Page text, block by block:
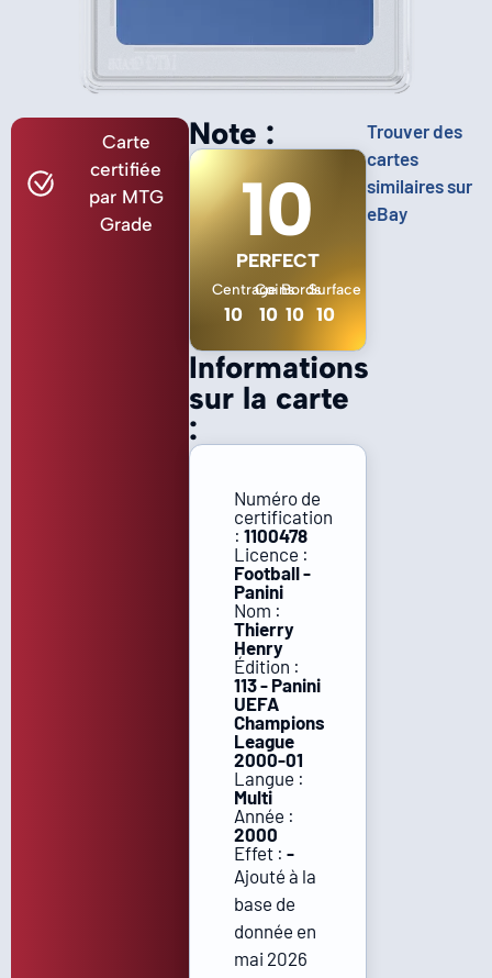
Carte
certifiée
par MTG
Grade
Informations
sur la carte
:
Numéro de
certification
: 1100478
Licence :
Football -
Panini
Nom :
Thierry
Henry
Édition :
113 - Panini
UEFA
Champions
League
2000-01
Langue :
Multi
Année :
2000
Effet : -
Ajouté à la
base de
donnée en
mai 2026
Note :
10
PERFECT
Centrage
10
Coins
10
Bords
10
Surface
10
Trouver des
cartes
similaires sur
eBay